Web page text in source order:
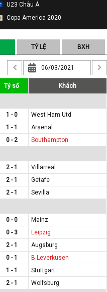
U23 Châu Á
Copa America 2020
TỶ LỆ BXH
Tỷ số Khách
1 - 0
West Ham Utd
1 - 1
Arsenal
0 - 2
Southampton
2 - 1
Villarreal
2 - 1
Getafe
2 - 1
Sevilla
0 - 0
Mainz
0 - 3
Leipzig
2 - 1
Augsburg
0 - 1
B.Leverkusen
1 - 1
Stuttgart
2 - 1
Wolfsburg